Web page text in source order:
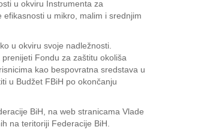
u okviru Instrumenta za
u mikro, malim i srednjim
u okviru svoje nadležnosti.
Fondu za zaštitu okoliša
kao bespovratna sredstava u
u Budžet FBiH po okončanju
BiH, na web stranicama Vlade
na teritoriji Federacije BiH.